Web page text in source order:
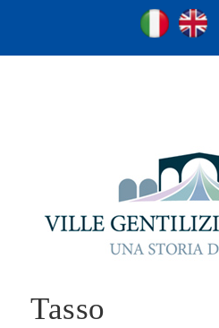
Ville Gentilizie Ita
Tasso